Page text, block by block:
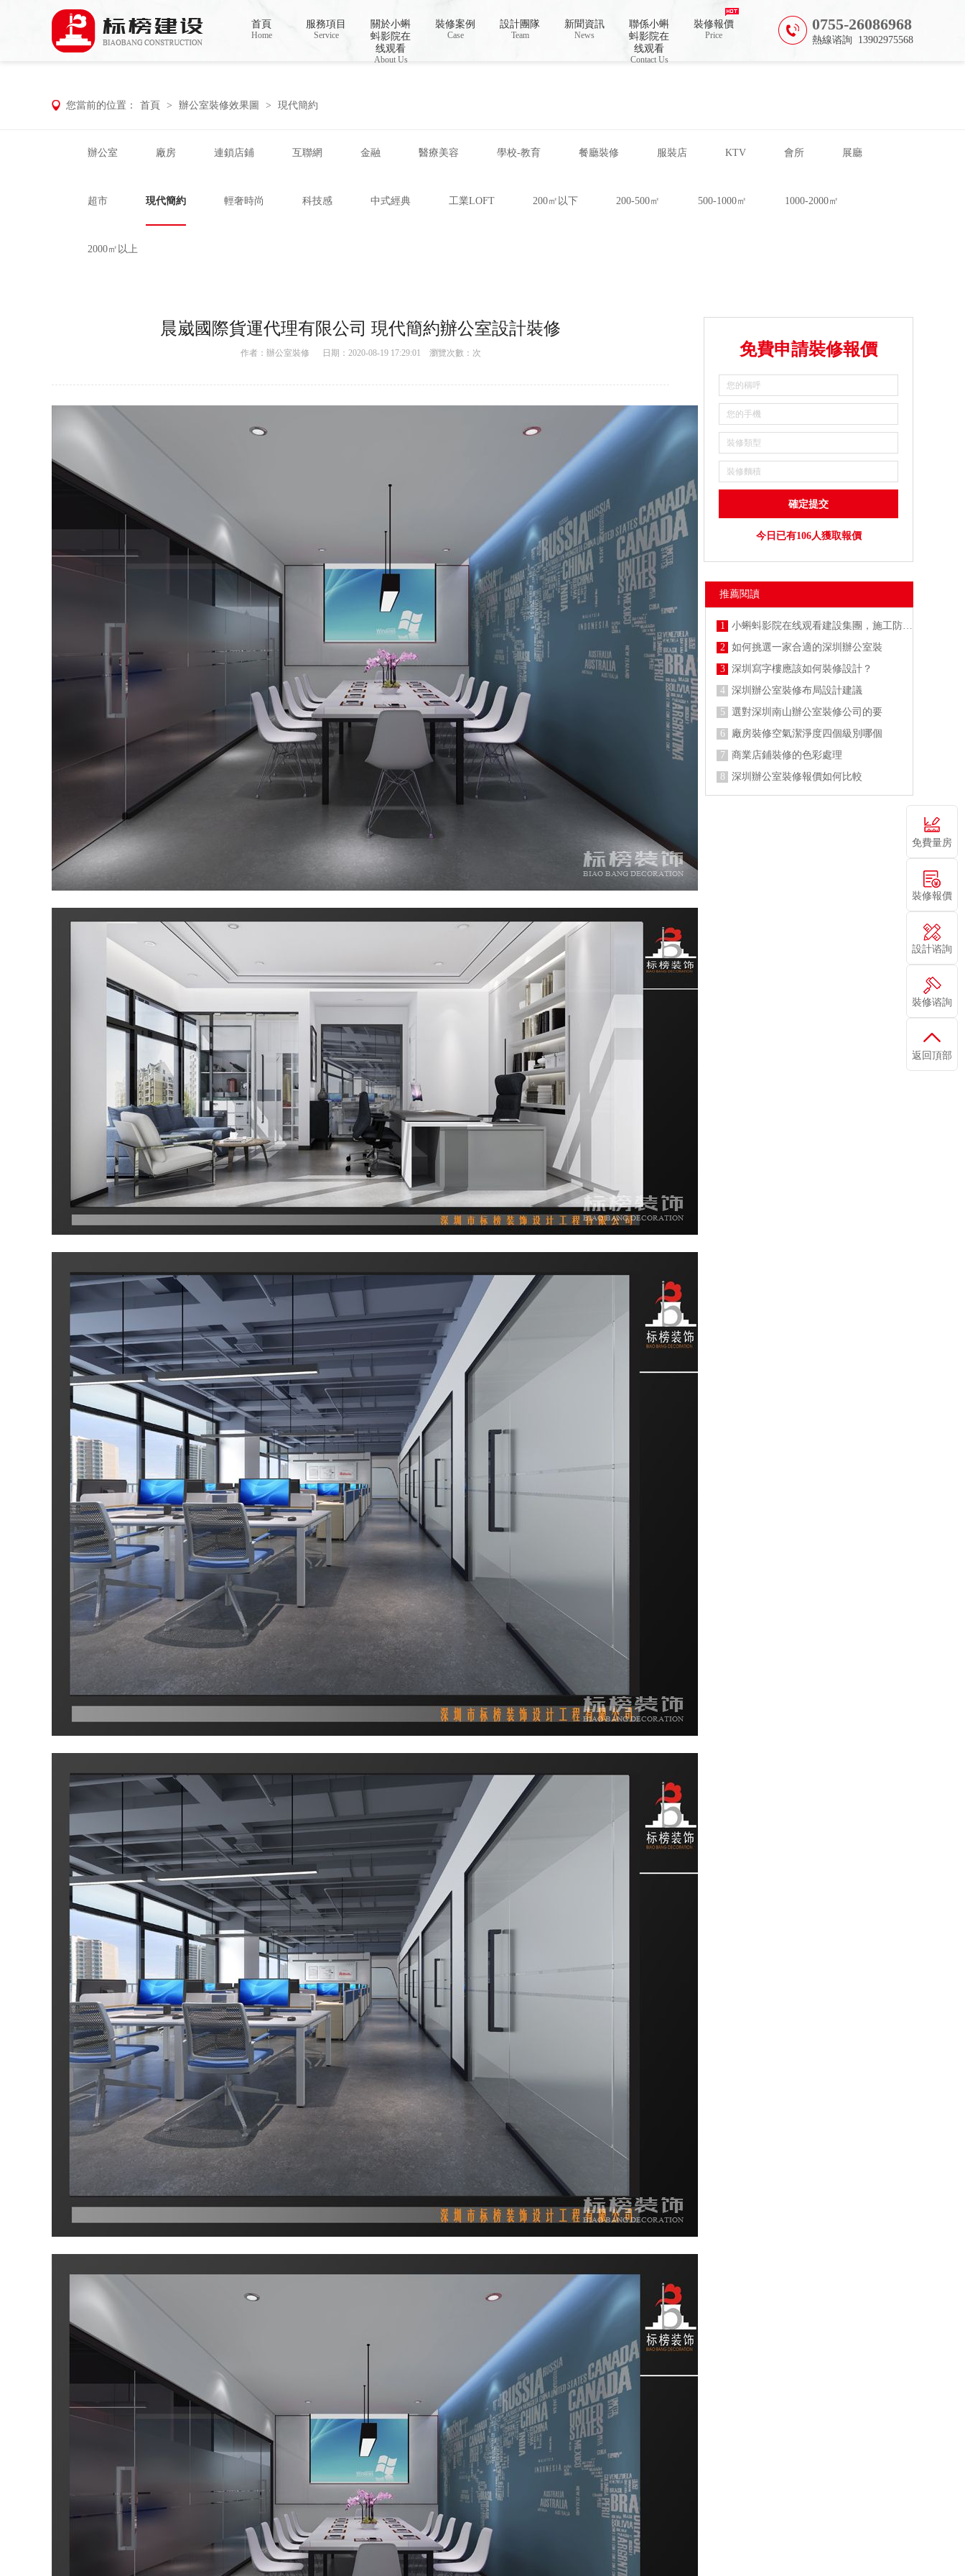
小蝌蚪影院在线观看,小蝌蚪影院污片,小蝌蚪短视频APP,蝌蚪窉成人精品视频
0755-26086968
熱線谘詢 13902975568
首頁
Home
服務項目
Service
關於小蝌
蚪影院在
线观看
About Us
裝修案例
Case
設計團隊
Team
新聞資訊
News
聯係小蝌
蚪影院在
线观看
Contact Us
裝修報價
Price
您當前的位置： 首頁 > 辦公室裝修效果圖 > 現代簡約
辦公室 廠房 連鎖店鋪 互聯網 金融 醫療美容 學校-教育 餐廳裝修 服裝店 KTV 會所 展廳
超市 現代簡約 輕奢時尚 科技感 中式經典 工業LOFT 200㎡以下 200-500㎡ 500-1000㎡ 1000-2000㎡
2000㎡以上
晨崴國際貨運代理有限公司 現代簡約辦公室設計裝修
作者： 辦公室裝修 日期：2020-08-19 17:29:01 瀏覽次數： 次 免費申請裝修報價
今日已有106人獲取報價
推薦閱讀
1
小蝌蚪影院在线观看建設集團，施工防疫兩不誤
2
如何挑選一家合適的深圳辦公室裝
3
深圳寫字樓應該如何裝修設計？
4
深圳辦公室裝修布局設計建議
5
選對深圳南山辦公室裝修公司的要
6
廠房裝修空氣潔淨度四個級別哪個
7
商業店鋪裝修的色彩處理
8
深圳辦公室裝修報價如何比較
免費量房
裝修報價
設計谘詢
裝修谘詢
返回頂部